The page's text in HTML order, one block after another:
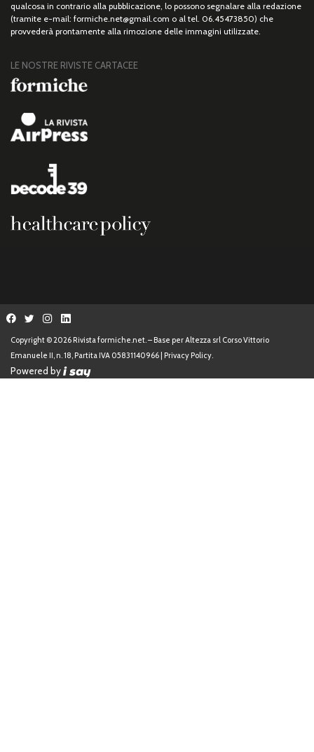
qualcosa in contrario alla pubblicazione, lo possono segnalare alla redazione
(tramite e-mail: formiche.net@gmail.com o al tel. 06.45473850) che
provvederà prontamente alla rimozione delle immagini utilizzate.
LE NOSTRE RIVISTE CARTACEE
Copyright © 2026 Rivista formiche.net. – Base per Altezza srl Corso Vittorio
Emanuele II, n. 18, Partita IVA 05831140966 | Privacy Policy.
Powered by